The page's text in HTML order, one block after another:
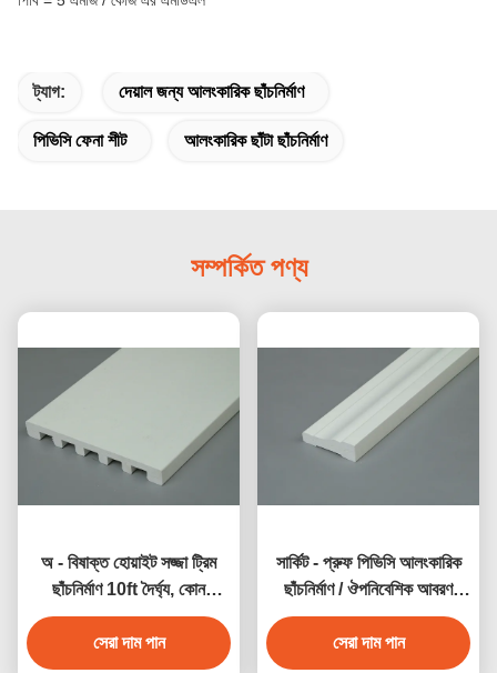
ট্যাগ: দেয়াল জন্য আলংকারিক ছাঁচনির্মাণ
পিভিসি ফেনা শীট আলংকারিক ছাঁটা ছাঁচনির্মাণ
সম্পর্কিত পণ্য
অ - বিষাক্ত হোয়াইট সজ্জা ট্রিম
ছাঁচনির্মাণ 10ft দৈর্ঘ্য, কোন
warping সঙ্গে
সেরা দাম পান
সার্কিট - প্রুফ পিভিসি আলংকারিক
ছাঁচনির্মাণ / ঔপনিবেশিক আবরণ
হোয়াইট ভিনাইল পিভিসি ছাঁচনির্মাণ
সেরা দাম পান